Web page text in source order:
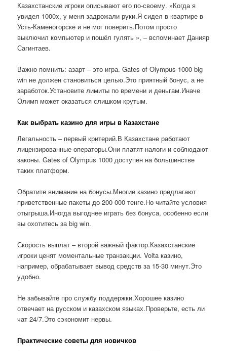
Казахстанские игроки описывают его по-своему. »Когда я
увидел 1000x, у меня задрожали руки.Я сидел в квартире в
Усть-Каменогорске и не мог поверить.Потом просто
выключил компьютер и пошёл гулять », – вспоминает Данияр
Сагинтаев.
Важно помнить: азарт – это игра. Gates of Olympus 1000 big
win не должен становиться целью.Это приятный бонус, а не
заработок.Установите лимиты по времени и деньгам.Иначе
Олимп может оказаться слишком крутым.
Как выбрать казино для игры в Казахстане
Легальность – первый критерий.В Казахстане работают
лицензированные операторы.Они платят налоги и соблюдают
законы. Gates of Olympus 1000 доступен на большинстве
таких платформ.
Обратите внимание на бонусы.Многие казино предлагают
приветственные пакеты до 200 000 тенге.Но читайте условия
отыгрыша.Иногда выгоднее играть без бонуса, особенно если
вы охотитесь за big win.
Скорость выплат – второй важный фактор.Казахстанские
игроки ценят моментальные транзакции. Volta казино,
например, обрабатывает вывод средств за 15-30 минут.Это
удобно.
Не забывайте про службу поддержки.Хорошее казино
отвечает на русском и казахском языках.Проверьте, есть ли
чат 24/7.Это сэкономит нервы.
Практические советы для новичков